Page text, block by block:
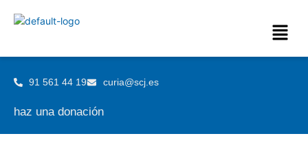
91 561 44 19 curia@scj.es
haz una donación